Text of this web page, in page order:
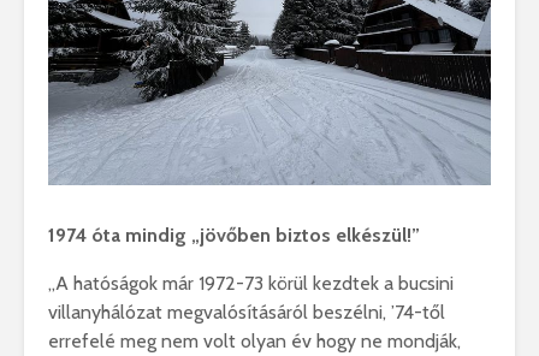
1974 óta mindig „jövőben biztos elkészül!”
„A hatóságok már 1972-73 körül kezdtek a bucsini
villanyhálózat megvalósításáról beszélni, ’74-től
errefelé meg nem volt olyan év hogy ne mondják,